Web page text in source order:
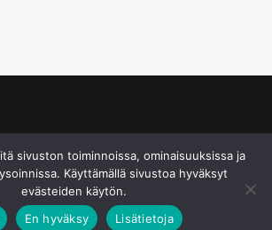
sivuston toiminnoissa, ominaisuuksissa ja
Käyttämällä sivustoa hyväksyt
evästeiden käytön.
En hyväksy Lisätietoja